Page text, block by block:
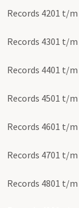
Records 4201 t/m
Records 4301 t/m
Records 4401 t/m
Records 4501 t/m
Records 4601 t/m
Records 4701 t/m
Records 4801 t/m